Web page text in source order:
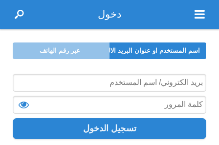
دخول
اسم المستخدم او عنوان البريد الالكتروني عبر رقم الهاتف
تسجيل الدخول